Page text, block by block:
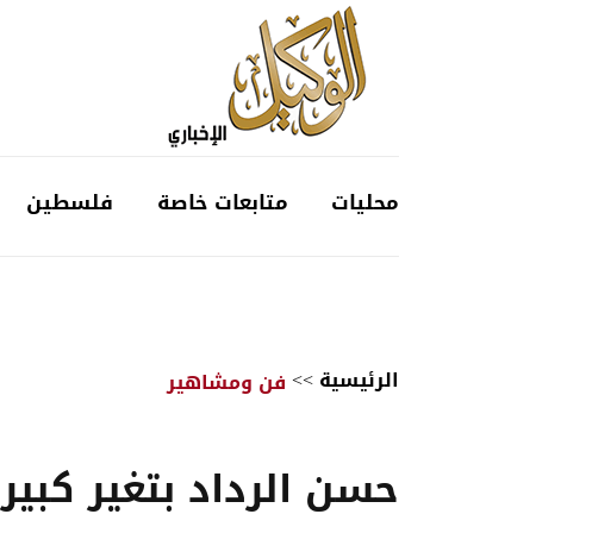
محليات متابعات خاصة فلسطين
الرئيسية>>فن ومشاهير
حسن الرداد بتغير كبير